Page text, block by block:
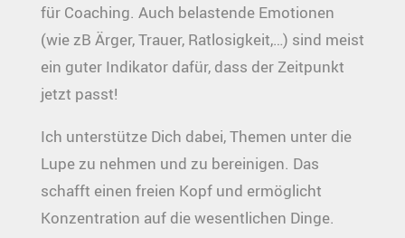
für Coaching. Auch belastende Emotionen
(wie zB Ärger, Trauer, Ratlosigkeit,…) sind meist
ein guter Indikator dafür, dass der Zeitpunkt
jetzt passt!
Ich unterstütze Dich dabei, Themen unter die
Lupe zu nehmen und zu bereinigen. Das
schafft einen freien Kopf und ermöglicht
Konzentration auf die wesentlichen Dinge.